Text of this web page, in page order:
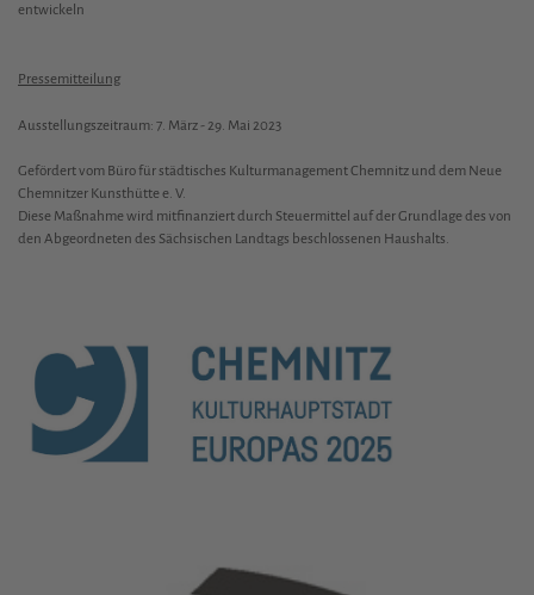
entwickeln
Pressemitteilung
Ausstellungszeitraum: 7. März - 29. Mai 2023
Gefördert vom Büro für städtisches Kulturmanagement Chemnitz und dem Neue
Chemnitzer Kunsthütte e. V.
Diese Maßnahme wird mitfinanziert durch Steuermittel auf der Grundlage des von
den Abgeordneten des Sächsischen Landtags beschlossenen Haushalts.